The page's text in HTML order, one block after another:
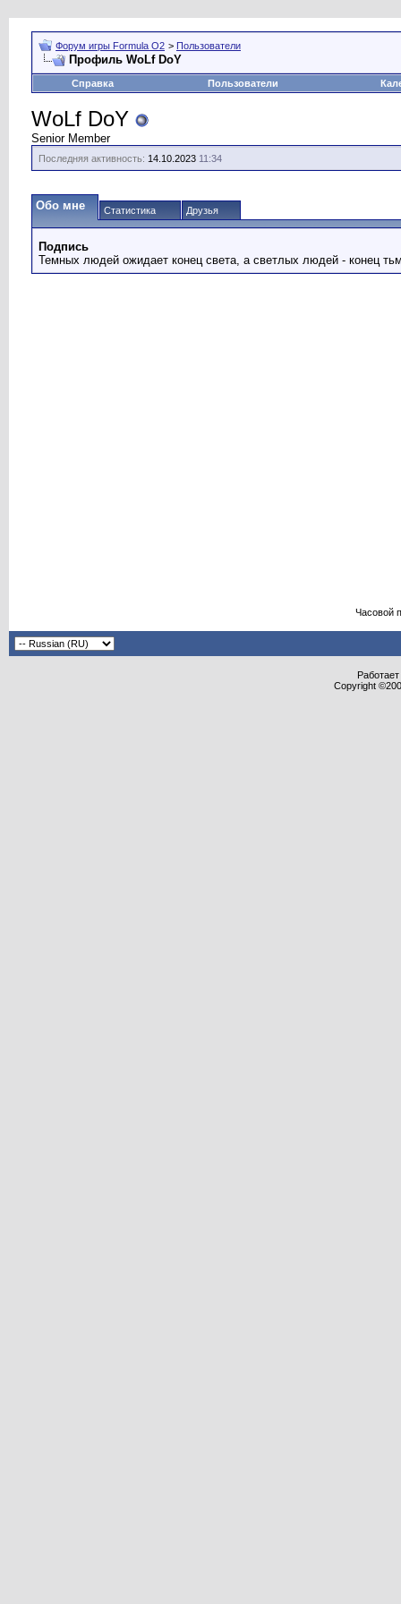
Форум игры Formula O2 > Пользователи
Профиль WoLf DoY
Справка Пользователи
WoLf DoY
Senior Member
Последняя активность: 14.10.2023 11:34
Обо мне Статистика Друзья
Подпись
Темных людей ожидает конец света, а светлых людей - конец
Часовой
Copyright